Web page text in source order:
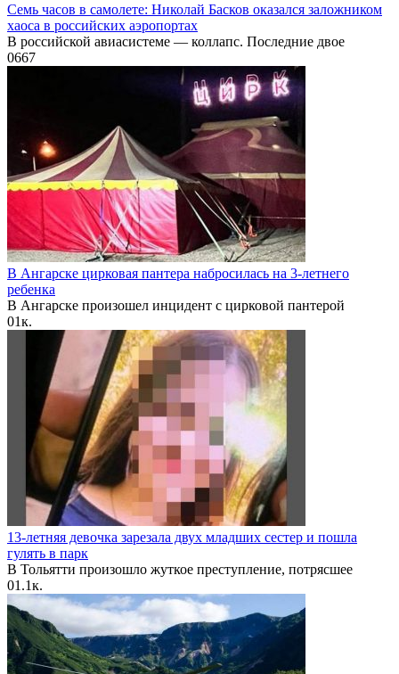
Семь часов в самолете: Николай Басков оказался заложником
хаоса в российских аэропортах
В российской авиасистеме — коллапс. Последние двое
0667
В Ангарске цирковая пантера набросилась на 3-летнего
ребенка
В Ангарске произошел инцидент с цирковой пантерой
01к.
13-летняя девочка зарезала двух младших сестер и пошла
гулять в парк
В Тольятти произошло жуткое преступление, потрясшее
01.1к.